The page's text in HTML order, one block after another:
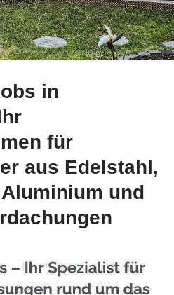
übernimmt Edelstahl
in
für
aus Edelstahl,
und